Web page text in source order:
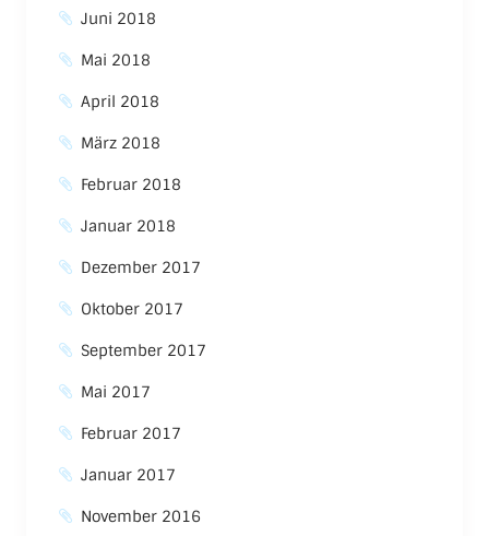
Juni 2018
Mai 2018
April 2018
März 2018
Februar 2018
Januar 2018
Dezember 2017
Oktober 2017
September 2017
Mai 2017
Februar 2017
Januar 2017
November 2016